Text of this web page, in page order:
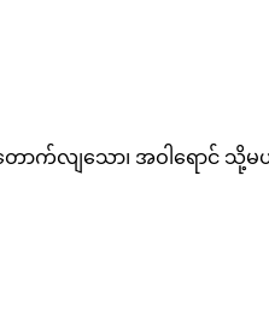
ောက်လျသော၊ အဝါရောင် သို့